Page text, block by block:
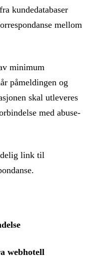
kundedatabaser
mellom
minimum
påmeldingen og
skal utleveres
med abuse-
link til
webhotell